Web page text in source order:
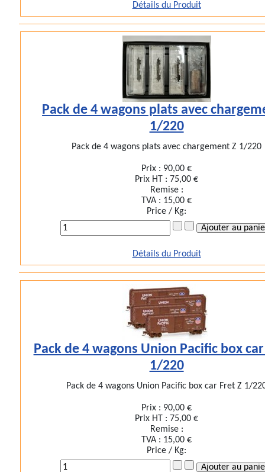
Détails du Produit
Pack de 4 wagons plats avec
1/220
Pack de 4 wagons plats avec chargement Z 1/220
Prix : 90,00 €
Prix HT : 75,00 €
Remise :
TVA : 15,00 €
Price / Kg:
Détails du Produit
Pack de 4 wagons Union Pacific box
1/220
Pack de 4 wagons Union Pacific box car Fret Z 1/
Prix : 90,00 €
Prix HT : 75,00 €
Remise :
TVA : 15,00 €
Price / Kg: